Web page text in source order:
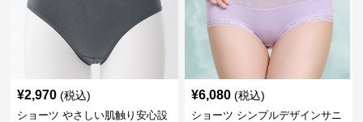
¥2,970 (税込)
ショーツ やさしい肌触り安心設
¥6,080 (税込)
ショーツ シンプルデザインサニ